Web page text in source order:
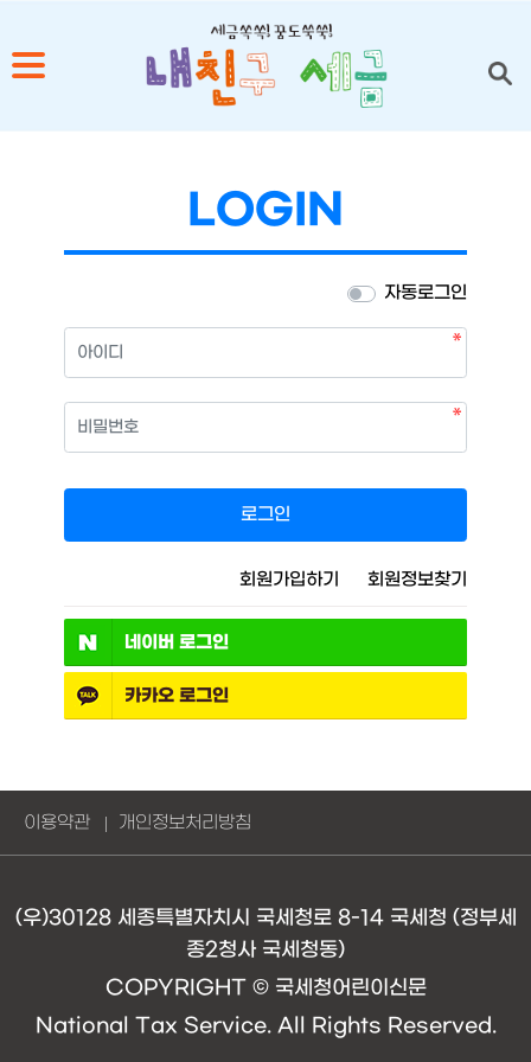
LOGIN
자동로그인
아이디 필수
비밀번호 필수
로그인
회원가입하기 회원정보찾기
네이버 로그인
카카오 로그인
이용약관 개인정보처리방침
(우)30128 세종특별자치시 국세청로 8-14 국세청 (정부세
종2청사 국세청동)
COPYRIGHT © 국세청어린이신문
National Tax Service. All Rights Reserved.